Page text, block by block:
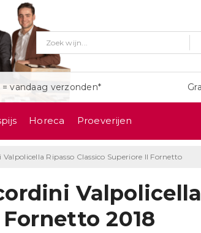
vandaag verzonden*
Horeca Proeverijen
Ripasso Classico Superiore Il Fornetto
2018